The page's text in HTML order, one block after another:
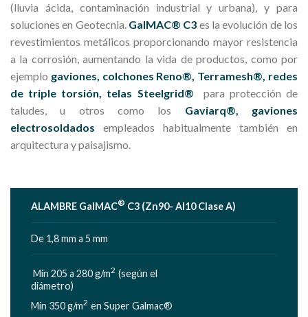
(lluvia ácida, contaminación industrial y urbana), y para
soluciones en Geotecnia. GalMAC® C3 es la evolución de los
revestimientos metálicos proporcionando mayor resistencia
a la corrosión, aumentando la vida de productos, como por
ejemplo gaviones, colchones Reno®, Terramesh®, redes
de triple torsión, telas Steelgrid® para protección de
taludes, u otros como los Gaviarq®, gaviones
electrosoldados empleados habitualmente también en
arquitectura y paisajismo.
ALAMBRE GalMAC® C3 (Zn90- Al10 Clase A)
De 1,8 mm a 5 mm
Min 205 a 280 g/m2 (según el
diámetro)
Min 350 g/m2 en Super Galmac®